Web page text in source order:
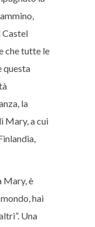
Castel
che tutte le
questa
la
Mary, a cui
Mary, è
hai
Una